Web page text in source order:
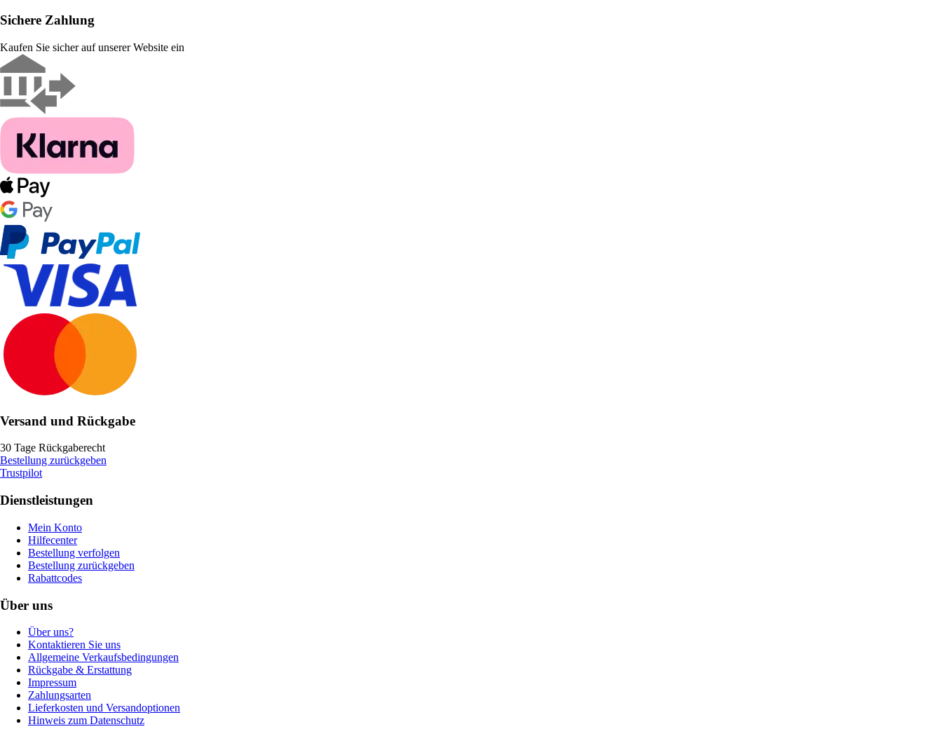
Sichere Zahlung
Kaufen Sie sicher auf unserer Website ein
Versand und Rückgabe
30 Tage Rückgaberecht
Bestellung zurückgeben
Trustpilot
Dienstleistungen
Mein Konto
Hilfecenter
Bestellung verfolgen
Bestellung zurückgeben
Rabattcodes
Über uns
Über uns?
Kontaktieren Sie uns
Allgemeine Verkaufsbedingungen
Rückgabe & Erstattung
Impressum
Zahlungsarten
Lieferkosten und Versandoptionen
Hinweis zum Datenschutz